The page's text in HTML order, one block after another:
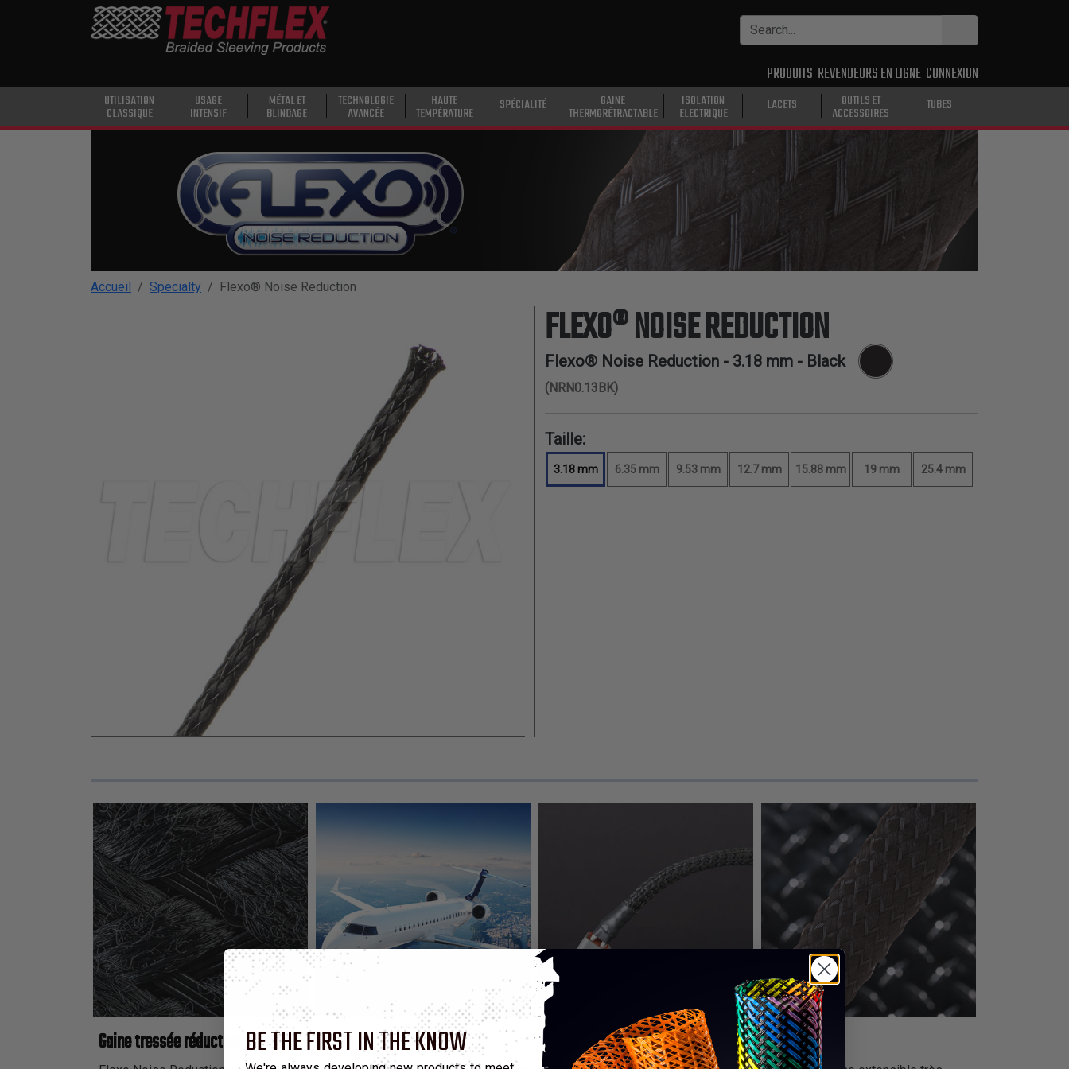
INTENSIF
TEMPÉRATURE
PRODUITS REVENDEURS EN LIGNE CONNEXION
UTILISATION
CLASSIQUE
USAGE
INTENSIF
MÉTAL ET
BLINDAGE
TECHNOLOGIE
AVANCÉE
HAUTE
TEMPÉRATURE SPÉCIALITÉ GAINE
THERMORÉTRACTABLE
ISOLATION
ELECTRIQUE LACETS OUTILS ET
ACCESSOIRES TUBES
Accueil Specialty Flexo® Noise Reduction
FLEXO® NOISE REDUCTION
Flexo® Noise Reduction - 3.18 mm - Black
(NRN0.13BK)
Taille:
3.18 mm 6.35 mm 9.53 mm 12.7 mm 15.88 mm 19 mm 25.4 mm
Gaine tressée réduction de bruit Flexo® Noise
BE THE FIRST IN THE KNOW